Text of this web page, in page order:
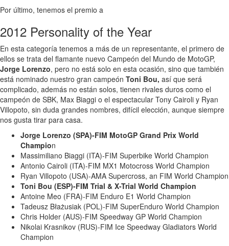
Por último, tenemos el premio a
2012 Personality of the Year
En esta categoría tenemos a más de un representante, el primero de
ellos se trata del flamante nuevo Campeón del Mundo de MotoGP,
Jorge Lorenzo, pero no está solo en esta ocasión, sino que también
está nominado nuestro gran campeón Toni Bou, así que será
complicado, además no están solos, tienen rivales duros como el
campeón de SBK, Max Biaggi o el espectacular Tony Cairoli y Ryan
Villopoto, sin duda grandes nombres, difícil elección, aunque siempre
nos gusta tirar para casa.
Jorge Lorenzo (SPA)-FIM MotoGP Grand Prix World
Champion
Massimiliano Biaggi (ITA)-FIM Superbike World Champion
Antonio Cairoli (ITA)-FIM MX1 Motocross World Champion
Ryan Villopoto (USA)-AMA Supercross, an FIM World Champion
Toni Bou (ESP)-FIM Trial & X-Trial World Champion
Antoine Meo (FRA)-FIM Enduro E1 World Champion
Tadeusz Błażusiak (POL)-FIM SuperEnduro World Champion
Chris Holder (AUS)-FIM Speedway GP World Champion
Nikolai Krasnikov (RUS)-FIM Ice Speedway Gladiators World
Champion